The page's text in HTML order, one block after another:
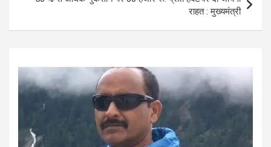
k
p
राहत : मुख्यमंत्री